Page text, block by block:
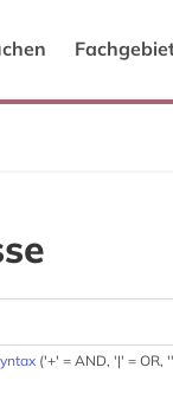
('+' = AND, '|' = OR,